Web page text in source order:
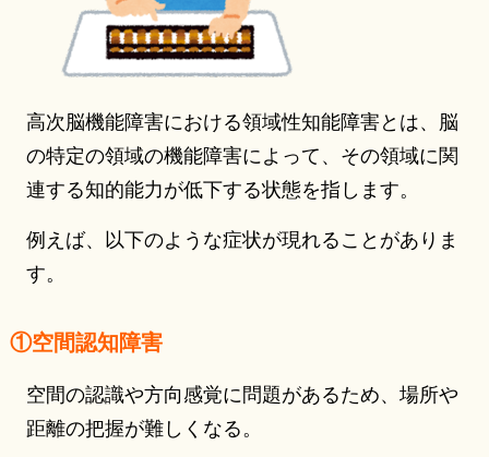
高次脳機能障害における領域性知能障害とは、脳
の特定の領域の機能障害によって、その領域に関
連する知的能力が低下する状態を指します。
例えば、以下のような症状が現れることがありま
す。
①空間認知障害
空間の認識や方向感覚に問題があるため、場所や
距離の把握が難しくなる。